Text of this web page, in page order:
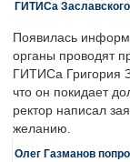
ГИТИСа Заславского
Появилась
органы проводят
ГИТИСа Григория
что он покидает
ректор написал
желанию.
Олег Газманов